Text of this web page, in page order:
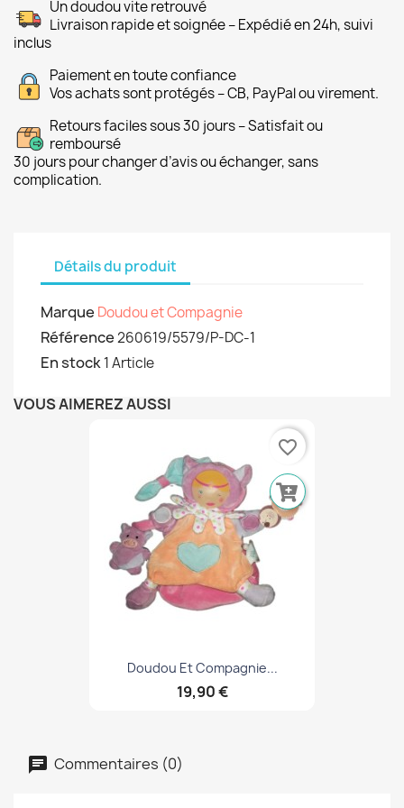
Un doudou vite retrouvé
Livraison rapide et soignée – Expédié en 24h, suivi
inclus
Paiement en toute confiance
Vos achats sont protégés – CB, PayPal ou virement.
Retours faciles sous 30 jours – Satisfait ou
remboursé
30 jours pour changer d’avis ou échanger, sans
complication.
Détails du produit
Marque Doudou et Compagnie
Référence260619/5579/P-DC-1
En stock1 Article
VOUS AIMEREZ AUSSI
Doudou Et Compagnie...
19,90 €
favorite_border
Commentaires (0)